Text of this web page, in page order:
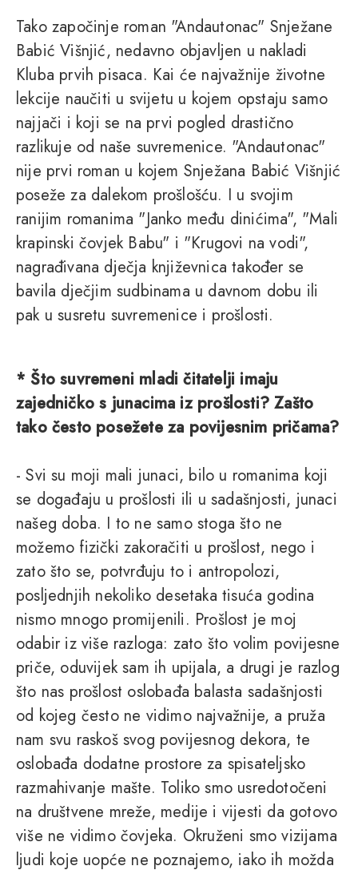
Tako započinje roman "Andautonac" Snježane
Babić Višnjić, nedavno objavljen u nakladi
Kluba prvih pisaca. Kai će najvažnije životne
lekcije naučiti u svijetu u kojem opstaju samo
najjači i koji se na prvi pogled drastično
razlikuje od naše suvremenice. "Andautonac"
nije prvi roman u kojem Snježana Babić Višnjić
poseže za dalekom prošlošću. I u svojim
ranijim romanima "Janko među dinićima", "Mali
krapinski čovjek Babu" i "Krugovi na vodi",
nagrađivana dječja književnica također se
bavila dječjim sudbinama u davnom dobu ili
pak u susretu suvremenice i prošlosti.
* Što suvremeni mladi čitatelji imaju
zajedničko s junacima iz prošlosti? Zašto
tako često posežete za povijesnim pričama?
- Svi su moji mali junaci, bilo u romanima koji
se događaju u prošlosti ili u sadašnjosti, junaci
našeg doba. I to ne samo stoga što ne
možemo fizički zakoračiti u prošlost, nego i
zato što se, potvrđuju to i antropolozi,
posljednjih nekoliko desetaka tisuća godina
nismo mnogo promijenili. Prošlost je moj
odabir iz više razloga: zato što volim povijesne
priče, oduvijek sam ih upijala, a drugi je razlog
što nas prošlost oslobađa balasta sadašnjosti
od kojeg često ne vidimo najvažnije, a pruža
nam svu raskoš svog povijesnog dekora, te
oslobađa dodatne prostore za spisateljsko
razmahivanje mašte. Toliko smo usredotočeni
na društvene mreže, medije i vijesti da gotovo
više ne vidimo čovjeka. Okruženi smo vizijama
ljudi koje uopće ne poznajemo, iako ih možda